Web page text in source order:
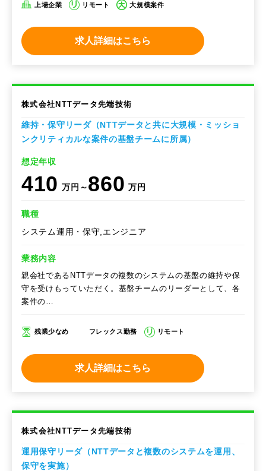
上場企業 リモート 大規模案件
求人詳細はこちら
株式会社NTTデータ先端技術
維持・保守リーダ（NTTデータと共に大規模・ミッショ
ンクリティカルな案件の基盤チームに所属）
想定年収
410 万円～860 万円
職種
システム運用・保守,エンジニア
業務内容
親会社であるNTTデータの複数のシステムの基盤の維持や保
守を受けもっていただく。基盤チームのリーダーとして、各
案件の…
残業少なめ フレックス勤務 リモート
求人詳細はこちら
株式会社NTTデータ先端技術
運用保守リーダ（NTTデータと複数のシステムを運用、
保守を実施）